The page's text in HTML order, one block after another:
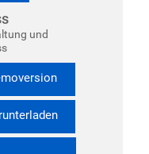
und